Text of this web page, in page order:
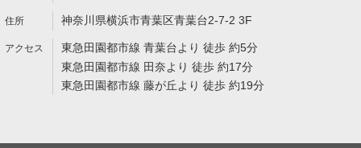
神奈川県横浜市青葉区青葉台2-7-2 3F
東急田園都市線 青葉台より 徒歩 約5分
東急田園都市線 田奈より 徒歩 約17分
東急田園都市線 藤が丘より 徒歩 約19分